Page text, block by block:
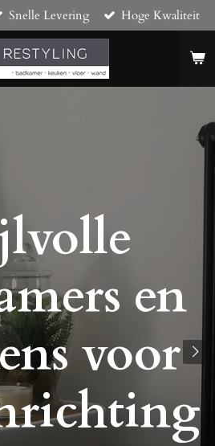
Snelle Levering Hoge Kwaliteit
en
voor